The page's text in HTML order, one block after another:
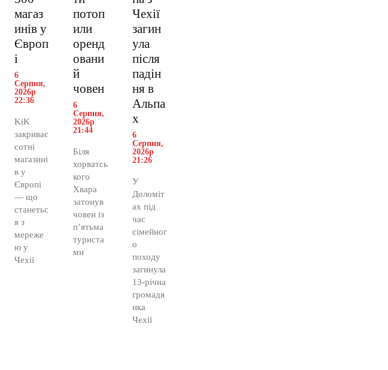
магаз
инів у
Європ
і
6
Серпня,
2026р
22:36
KiK
закриває
сотні
магазині
в у
Європі
— що
станетьс
я з
мереже
ю у
Чехії
потоп
или
оренд
овани
й
човен
6
Серпня,
2026р
21:44
Біля
хорватсь
кого
Хвара
затонув
човен із
п’ятьма
туриста
ми
Чехії
загин
ула
після
падін
ня в
Альпа
х
6
Серпня,
2026р
21:26
У
Доломіт
ах під
час
сімейног
о
походу
загинула
13-річна
громадя
нка
Чехії